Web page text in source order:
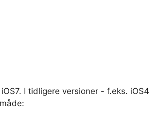
I tidligere versioner - f.eks. iOS4